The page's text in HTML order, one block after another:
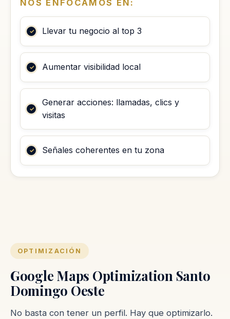
NOS ENFOCAMOS EN:
Llevar tu negocio al top 3
Aumentar visibilidad local
Generar acciones: llamadas, clics y
visitas
Señales coherentes en tu zona
OPTIMIZACIÓN
Google Maps Optimization Santo
Domingo Oeste
No basta con tener un perfil. Hay que optimizarlo.